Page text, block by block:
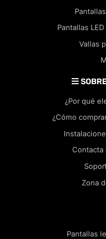
Pantallas
Vallas
¿Por qué
¿Cómo
Contacta
Zona
Pantallas